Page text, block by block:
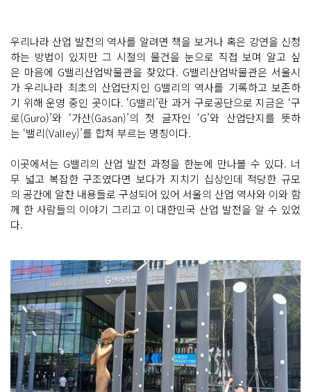
우리나라 산업 발전의 역사를 알려면 책을 보거나 혹은 강연을 신청
하는 방법이 있지만 그 시절의 물건을 눈으로 직접 보며 알고 싶
은 마음에 G밸리산업박물관을 찾았다. G밸리산업박물관은 서울시
가 우리나라 최초의 산업단지인 G밸리의 역사를 기록하고 보존하
기 위해 운영 중인 곳이다. ‘G밸리’란 과거 구로공단으로 지금은 ‘구
로(Guro)’와 ‘가산(Gasan)’의 첫 글자인 ‘G’와 산업단지를 뜻하
는 ‘밸리(Valley)’를 합쳐 부르는 명칭이다.
이곳에서는 G밸리의 산업 발전 과정을 한눈에 만나볼 수 있다. 너
무 넓고 복잡한 구조였다면 보다가 지치기 십상인데 적당한 규모
의 공간에 알찬 내용들로 구성되어 있어 서울의 산업 역사와 이와 함
께 한 사람들의 이야기 그리고 이 대한민국 산업 발전을 알 수 있었
다.